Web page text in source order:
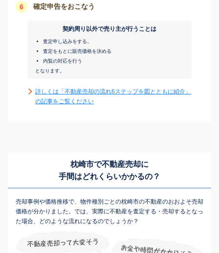
6 確定申告をおこなう
契約周り以外で売り主が行うことは
査定申し込みをする。
査定をもとに販売価格を決める
内覧の対応を行う
となります。
詳しくは「不動産売却の流れ6ステップを図とともに紹介」
の記事をご覧ください
枕崎市で不動産売却に
手間はどれくらいかかるの？
売却事例や価格推移で、物件種別ごとの枕崎市の不動産のおおよそ売却
価格が分かりました。では、実際に不動産を査定する・売却するとなっ
た場合、どのような流れになるのでしょうか？